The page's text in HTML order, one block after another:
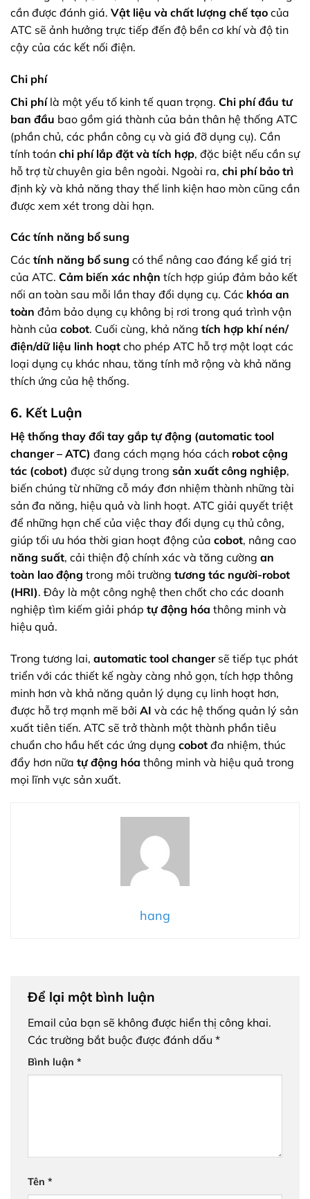
cần được đánh giá. Vật liệu và chất lượng chế tạo của
ATC sẽ ảnh hưởng trực tiếp đến độ bền cơ khí và độ tin
cậy của các kết nối điện.
Chi phí
Chi phílà một yếu tố kinh tế quan trọng. Chi phí đầu tư
ban đầu bao gồm giá thành của bản thân hệ thống ATC
(phần chủ, các phần công cụ và giá đỡ dụng cụ). Cần
tính toán chi phí lắp đặt và tích hợp, đặc biệt nếu cần sự
hỗ trợ từ chuyên gia bên ngoài. Ngoài ra, chi phí bảo trì
định kỳ và khả năng thay thế linh kiện hao mòn cũng cần
được xem xét trong dài hạn.
Các tính năng bổ sung
Các tính năng bổ sung có thể nâng cao đáng kể giá trị
của ATC. Cảm biến xác nhận tích hợp giúp đảm bảo kết
nối an toàn sau mỗi lần thay đổi dụng cụ. Các khóa an
toàn đảm bảo dụng cụ không bị rơi trong quá trình vận
hành của cobot. Cuối cùng, khả năng tích hợp khí nén/
điện/dữ liệu linh hoạt cho phép ATC hỗ trợ một loạt các
loại dụng cụ khác nhau, tăng tính mở rộng và khả năng
thích ứng của hệ thống.
6. Kết Luận
Hệ thống thay đổi tay gắp tự động (automatic tool
changer – ATC) đang cách mạng hóa cách robot cộng
tác (cobot) được sử dụng trong sản xuất công nghiệp,
biến chúng từ những cỗ máy đơn nhiệm thành những tài
sản đa năng, hiệu quả và linh hoạt. ATC giải quyết triệt
để những hạn chế của việc thay đổi dụng cụ thủ công,
giúp tối ưu hóa thời gian hoạt động của cobot, nâng cao
năng suất, cải thiện độ chính xác và tăng cường an
toàn lao động trong môi trường tương tác người-robot
(HRI). Đây là một công nghệ then chốt cho các doanh
nghiệp tìm kiếm giải pháp tự động hóa thông minh và
hiệu quả.
Trong tương lai, automatic tool changersẽ tiếp tục phát
triển với các thiết kế ngày càng nhỏ gọn, tích hợp thông
minh hơn và khả năng quản lý dụng cụ linh hoạt hơn,
được hỗ trợ mạnh mẽ bởi AI và các hệ thống quản lý sản
xuất tiên tiến. ATC sẽ trở thành một thành phần tiêu
chuẩn cho hầu hết các ứng dụng cobot đa nhiệm, thúc
đẩy hơn nữa tự động hóa thông minh và hiệu quả trong
mọi lĩnh vực sản xuất.
hang
Để lại một bình luận
Email của bạn sẽ không được hiển thị công khai.
Các trường bắt buộc được đánh dấu *
Bình luận *
Tên *